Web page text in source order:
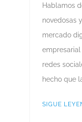
Hablamos
novedosas
mercado
empresarial
redes
hecho que
SIGUE